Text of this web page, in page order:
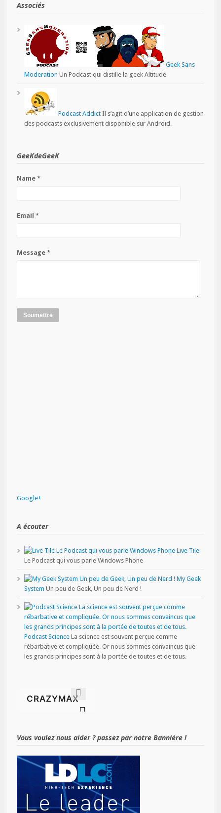
Associés
Geek Sans
Moderation Un Podcast qui distille la geek Altitude
Podcast Addict Il s’agit d’une application de gestion
des podcasts exclusivement disponible sur Android.
GeeKdeGeeK
Name *
Email *
Message *
Soumettre
Google+
A écouter
Live Tile
Le Podcast qui vous parle Windows Phone
My Geek
System Un peu de Geek, Un peu de Nerd !
Podcast Science La science est souvent perçue comme
rébarbative et compliquée. Or nous sommes convaincus que
les grands principes sont à la portée de toutes et de tous.
Vous voulez nous aider ? passez par notre Bannière !